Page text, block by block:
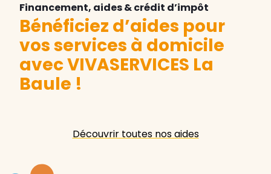
Financement, aides & crédit d’impôt
Bénéficiez d’aides pour
vos services à domicile
avec VIVASERVICES La
Baule !
Découvrir toutes nos aides